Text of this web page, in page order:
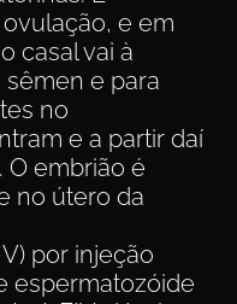
e em
casal vai à
e para
no
e a partir daí
O embrião é
no útero da
por injeção
espermatozóide